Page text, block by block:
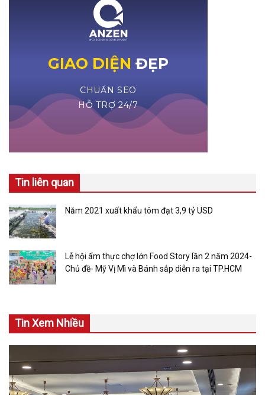
Tin liên quan
Năm 2021 xuất khẩu tôm đạt 3,9 tỷ USD
Lễ hội ẩm thực chợ lớn Food Story lần 2 năm 2024-
Chủ đề- Mỹ Vị Mì và Bánh sắp diễn ra tại TP.HCM
Tin Xem Nhiều